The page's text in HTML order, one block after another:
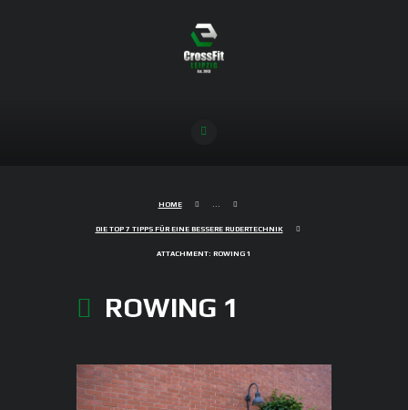
HOME ...
DIE TOP 7 TIPPS FÜR EINE BESSERE RUDERTECHNIK
ATTACHMENT: ROWING 1
ROWING 1